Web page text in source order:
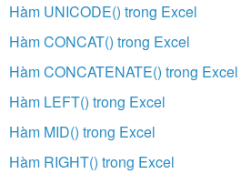
Hàm UNICODE() trong Excel
Hàm CONCAT() trong Excel
Hàm CONCATENATE() trong Excel
Hàm LEFT() trong Excel
Hàm MID() trong Excel
Hàm RIGHT() trong Excel